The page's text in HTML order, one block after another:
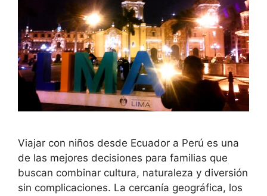
Viajar con niños desde Ecuador a Perú es una
de las mejores decisiones para familias que
buscan combinar cultura, naturaleza y diversión
sin complicaciones. La cercanía geográfica, los